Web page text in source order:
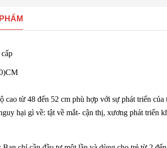
cao từ 48 đến 52 cm phù hợp với sự pháttriển của
hại gì về: tật về mắt- cận thị, xương phát triển